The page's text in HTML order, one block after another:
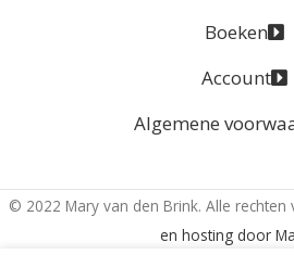
Boeken
Account
Algemene
© 2022 Mary van den Brink. Alle rechten
en hosting door